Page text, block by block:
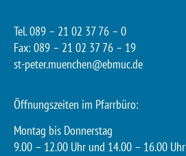
Tel. 089 – 21 02 37 76 – 0
Fax: 089 – 21 02 37 76 – 19
st-peter.muenchen@ebmuc.de
Öffnungszeiten im Pfarrbüro:
Montag bis Donnerstag
9.00 – 12.00 Uhr und 14.00 – 16.00 Uhr